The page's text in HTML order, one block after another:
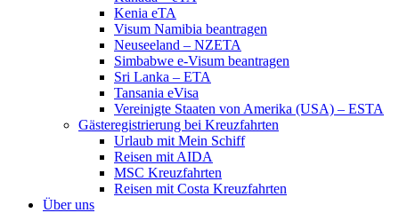
Kenia eTA
Visum Namibia beantragen
Neuseeland – NZETA
Simbabwe e-Visum beantragen
Sri Lanka – ETA
Tansania eVisa
Vereinigte Staaten von Amerika (USA) – ESTA
Gästeregistrierung bei Kreuzfahrten
Urlaub mit Mein Schiff
Reisen mit AIDA
MSC Kreuzfahrten
Reisen mit Costa Kreuzfahrten
Über uns